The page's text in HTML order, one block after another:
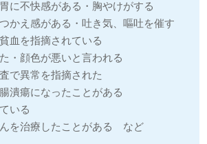
胃に不快感がある・胸やけがする
つかえ感がある・吐き気、嘔吐を催す
貧血を指摘されている
た・顔色が悪いと言われる
査で異常を指摘された
腸潰瘍になったことがある
ている
んを治療したことがある など